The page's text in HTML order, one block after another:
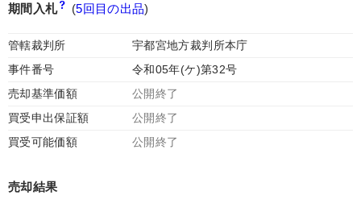
期間入札 (5回目の出品)
管轄裁判所
宇都宮地方裁判所本庁
事件番号
令和05年(ケ)第32号
売却基準価額
公開終了
買受申出保証額
公開終了
買受可能価額
公開終了
売却結果